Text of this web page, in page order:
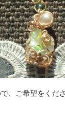
、ご希望をくだ